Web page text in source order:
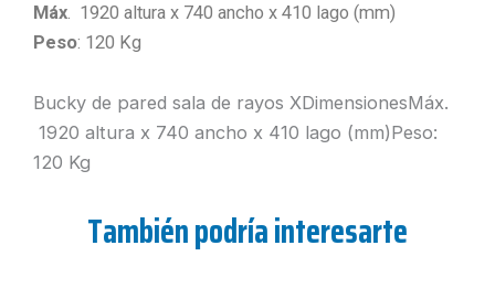
Máx . 1920 altura x 740 ancho x 410 lago (mm)
Peso: 120 Kg
Bucky de pared sala de rayos XDimensionesMáx.
1920 altura x 740 ancho x 410 lago (mm)Peso:
120 Kg
También podría interesarte